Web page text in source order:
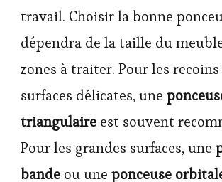
travail. Choisir la bonne
dépendra de la taille du
zones à traiter. Pour les
surfaces délicates, une
triangulaire est souvent
Pour les grandes surfaces, une
bande ou une ponceuse